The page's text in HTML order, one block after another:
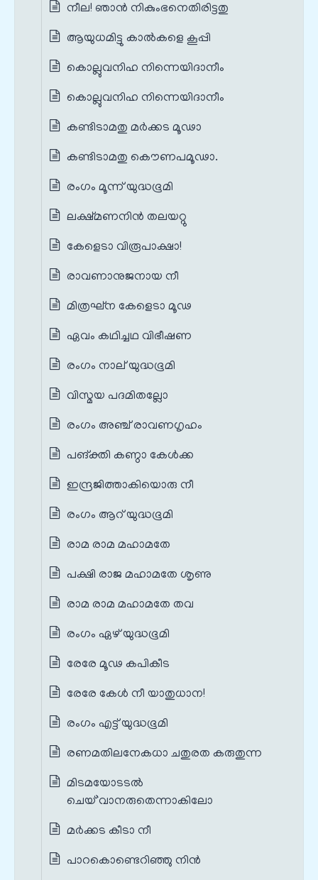
നീല! ഞാന്‍ നികുംഭനെതിരിട്ടതു
ആയുധമിട്ടു കാല്‍കളെ കൂപ്പി
കൊല്ലുവനിഹ നിന്നെയിദാനീം
കൊല്ലുവനിഹ നിന്നെയിദാനീം
കണ്ടിടാമതു മര്‍ക്കട മൂഢാ
കണ്ടിടാമതു കൌണപമൂഢാ.
രംഗം മൂന്ന് യുദ്ധഭൂമി
ലക്ഷ്മണനിന്‍ തലയറ്റു
കേളെടാ വിരൂപാക്ഷാ!
രാവണാനുജനായ നീ
മിത്രഘ്ന കേളെടാ മൂഢ
ഏവം കഥിച്ചഥ വിഭീഷണ
രംഗം നാല് യുദ്ധഭൂമി
വിസ്മയ പദമിതല്ലോ
രംഗം അഞ്ച് രാവണഗൃഹം
പങ്‌ക്തി കണ്ഠാ കേള്‍ക്ക
ഇന്ദ്രജിത്താകിയൊരു നീ
രംഗം ആറ് യുദ്ധഭൂമി
രാമ രാമ മഹാമതേ
പക്ഷി രാജ മഹാമതേ ശൃണു
രാമ രാമ മഹാമതേ തവ
രംഗം ഏഴ് യുദ്ധഭൂമി
രേരേ മൂഢ കപികീട
രേരേ കേൾ നീ യാതുധാന!
രംഗം എട്ട് യുദ്ധഭൂമി
രണമതിലനേകധാ ചതുരത കരുതുന്ന
മിടമയോടടൽ
ചെയ്`വാനരുതെന്നാകിലോ
മര്‍ക്കട കീടാ നീ
പാറകൊണ്ടെറിഞ്ഞു നിന്‍